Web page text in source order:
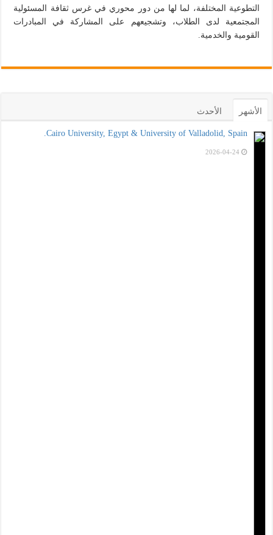
التطوعية المختلفة، لما لها من دور محوري في غرس ثقافة المسئولية
المجتمعية لدى الطلاب، وتشجيعهم على المشاركة في المبادرات
القومية والخدمية.
الأشهر الأحدث
Cairo University, Egypt & University of Valladolid, Spain.
2026-04-24